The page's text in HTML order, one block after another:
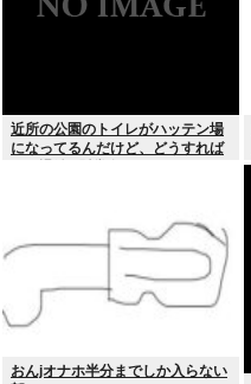
近所の公園のトイレがハッテン場
になってるんだけど、どうすれば
おんjオナホ半分までしか入らない